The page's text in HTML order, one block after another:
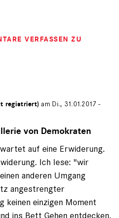
VERFASSEN ZU
registriert) am Di., 31.01.2017 -
von Demokraten
auf eine Erwiderung.
Ich lese: "wir
anderen Umgang
angestrengter
keinen einzigen Moment
ins Bett Gehen entdecken,